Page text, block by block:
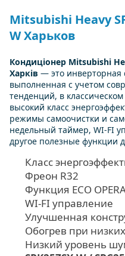
Mitsubishi Heavy
W Харьков
Кондиціонер Mitsubishi
Харків — это инверторная
выполненная с учетом
тенденций, в
высокий класс
режимы самоочистки и
недельный таймер, WI-FI
другое полезные функции
Класс
Фреон R32
Функция ECO
WI-FI управление
Улучшенная
Обогрев при
Низкий уровень